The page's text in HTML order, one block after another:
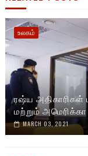
உலகம்
ரஷ்ய அதிகாரிகள்
மற்றும் அமெரிக்கா
MARCH 03, 2021